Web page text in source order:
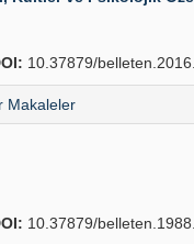
10.37879/
Makaleler
10.37879/